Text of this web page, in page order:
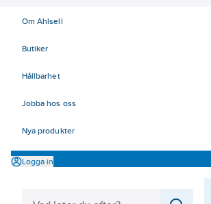
Om Ahlsell
Butiker
Hållbarhet
Jobba hos oss
Nya produkter
Logga in